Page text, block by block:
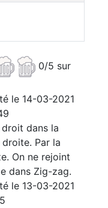
0/5 sur
le 14-03-2021
dans la
Par la
On ne rejoint
dans Zig-zag.
le 13-03-2021